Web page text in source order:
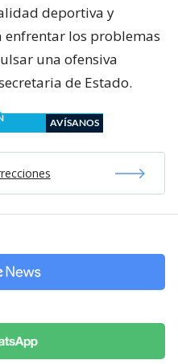
deportiva y
los problemas
una ofensiva
de Estado.
AVÍSANOS